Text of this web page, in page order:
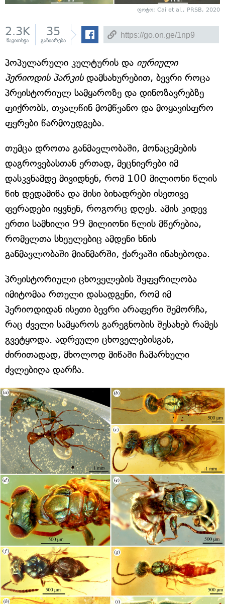
ფოტო: Cai et al., PRSB, 2020
2.3K
წაკითხვა
35
გაზიარება
პოპულარული კულტურის და იურიული
პერიოდის პარკისდამსახურებით, ბევრი როცა
პრეისტორიულ სამყაროზე და დინოზავრებზე
ფიქრობს, თვალწინ მომწვანო და მოყავისფრო
ფერები წარმოუდგება.
თუმცა დროთა განმავლობაში, მონაცემების
დაგროვებასთან ერთად, მეცნიერები იმ
დასკვნამდე მივიდნენ, რომ 100 მილიონი წლის
წინ დედამიწა და მისი ბინადრები ისეთივე
ფერადები იყვნენ, როგორც დღეს. ამის კიდევ
ერთი სამხილი 99 მილიონი წლის მწერებია,
რომელთა სხეულებიც ამდენი ხნის
განმავლობაში მიანმარში, ქარვაში ინახებოდა.
პრეისტორიული ცხოველების შეფერილობა
იმიტომაა რთული დასადგენი, რომ იმ
პერიოდიდან ისეთი ბევრი არაფერი შემორჩა,
რაც ძველი სამყაროს გარეგნობის შესახებ რამეს
გვეტყოდა. ადრეული ცხოველებისგან,
ძირითადად, მხოლოდ მიწაში ჩამარხული
ძვლებიღა დარჩა.